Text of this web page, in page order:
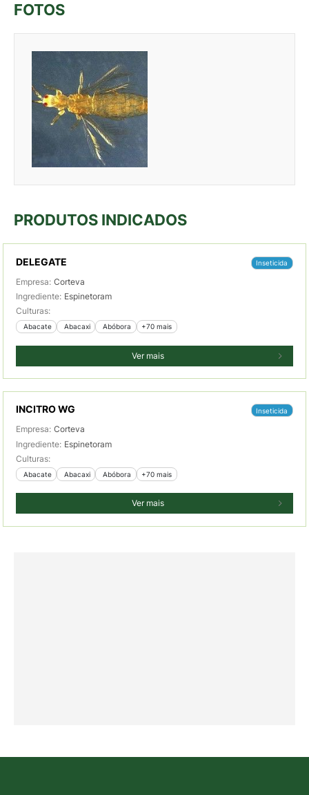
FOTOS
PRODUTOS INDICADOS
DELEGATE Inseticida
Empresa: Corteva
Ingrediente: Espinetoram
Culturas:
Abacate Abacaxi Abóbora +70 mais
Ver mais
INCITRO WG Inseticida
Empresa: Corteva
Ingrediente: Espinetoram
Culturas:
Abacate Abacaxi Abóbora +70 mais
Ver mais